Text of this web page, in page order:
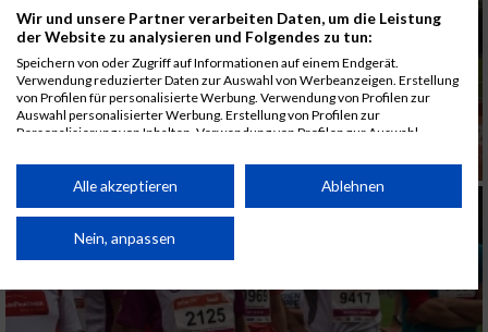
Wir und unsere Partner verarbeiten Daten, um die Leistung
der Website zu analysieren und Folgendes zu tun:
Speichern von oder Zugriff auf Informationen auf einem Endgerät.
Verwendung reduzierter Daten zur Auswahl von Werbeanzeigen. Erstellung
von Profilen für personalisierte Werbung. Verwendung von Profilen zur
Auswahl personalisierter Werbung. Erstellung von Profilen zur
Personalisierung von Inhalten. Verwendung von Profilen zur Auswahl
Performance von Inhalten. Analyse von Zielgruppen durch Statistiken oder
Kombinationen von Daten aus verschiedenen Quellen. Entwicklung und
von Inhalten.
Daten können außerhalb der Europäischen Union weitergegeben und in die
Website/App.
Alle akzeptieren Ablehnen
Nein, anpassen